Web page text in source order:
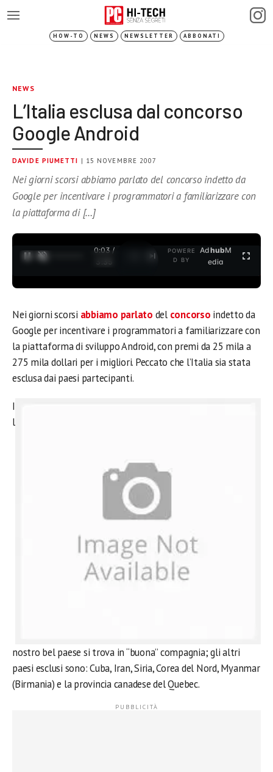
HOW-TO NEWS NEWSLETTER ABBONATI
NEWS
L’Italia esclusa dal concorso
Google Android
DAVIDE PIUMETTI | 15 NOVEMBRE 2007
Nei giorni scorsi abbiamo parlato del concorso indetto da
Google per incentivare i programmatori a familiarizzare con
la piattaforma di […]
0:03 /
3:35
POWERE
D BY
AdhubM
edia
Nei giorni scorsi abbiamo parlato del concorso indetto da
Google per incentivare i programmatori a familiarizzare con
la piattaforma di sviluppo Android, con premi da 25 mila a
275 mila dollari per i migliori. Peccato che l’Italia sia stata
esclusa dai paesi partecipanti.
I
l
nostro bel paese si trova in “buona” compagnia; gli altri
paesi esclusi sono: Cuba, Iran, Siria, Corea del Nord, Myanmar
(Birmania) e la provincia canadese del Quebec.